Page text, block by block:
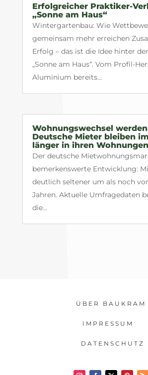
Erfolgreicher Praktiker-
„Sonne am Haus“
Wintergartenbau: Wie
gemeinsam mehr erreichen
Erfolg – das ist die Idee hinter
„Sonne am Haus“. Vom Profil-
Aluminium bereits...
Wohnungswechsel
Deutsche Mieter bleiben
länger in ihren Wohnungen
Der deutsche
bemerkenswerte Entwicklung:
deutlich seltener um als noch
Jahren. Aktuelle Umfragedaten
die...
ÜBER BAUKRAM
IMPRESSUM
DATENSCHUTZ